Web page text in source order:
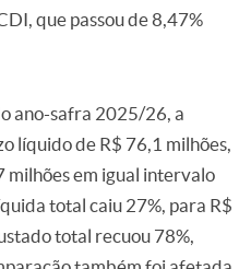
que passou de 8,47%
ano-safra 2025/26, a
líquido de R$ 76,1 milhões,
em igual intervalo
total caiu 27%, para R$
total recuou 78%,